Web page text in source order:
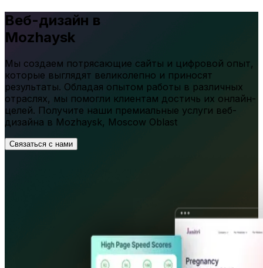
Веб-дизайн в
Mozhaysk
Мы создаем потрясающие сайты и цифровой опыт,
которые выглядят великолепно и приносят
результаты. Обладая опытом работы в различных
отраслях, мы помогли клиентам достичь их онлайн-
целей. Получите наши премиальные услуги веб-
дизайна в Mozhaysk, Moscow Oblast
Связаться с нами